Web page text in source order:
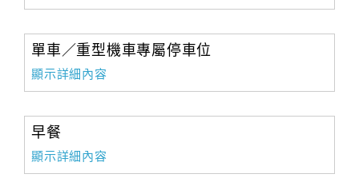
單車／重型機車專屬停車位
顯示詳細內容
早餐
顯示詳細內容